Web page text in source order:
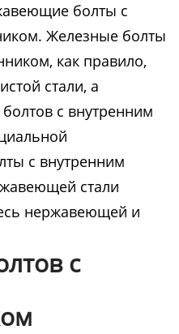
болты с
Железные болты
как правило,
стали, а
с внутренним
с внутренним
стали
нержавеющей и
с